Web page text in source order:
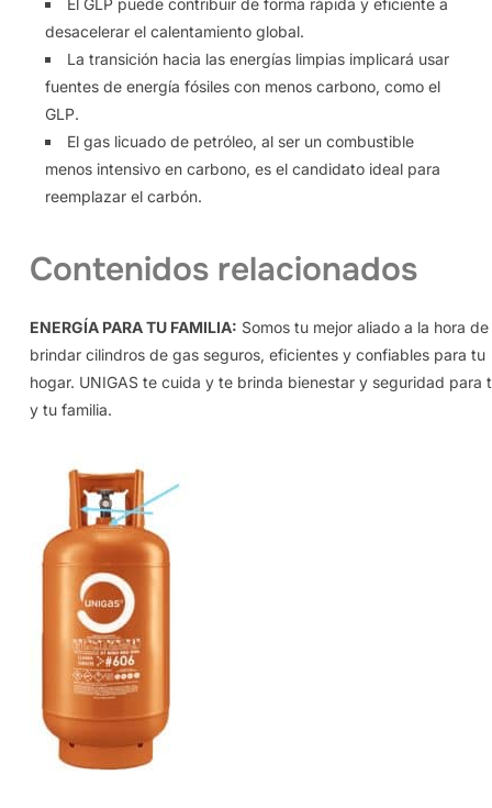
desacelerar el calentamiento global.
La transición hacia las energías limpias implicará usar
fuentes de energía fósiles con menos carbono, como el
GLP.
El gas licuado de petróleo, al ser un combustible
menos intensivo en carbono, es el candidato ideal para
reemplazar el carbón.
Contenidos relacionados
ENERGÍA PARA TU FAMILIA: Somos tu mejor aliado a la hora de
brindar cilindros de gas seguros, eficientes y confiables para tu
hogar. UNIGAS te cuida y te brinda bienestar y seguridad para
y tu familia.